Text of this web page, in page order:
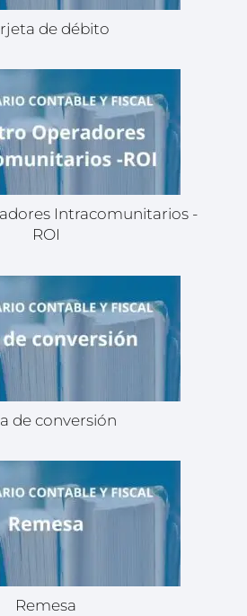
de débito
Intracomunitarios -
ROI
de conversión
Remesa